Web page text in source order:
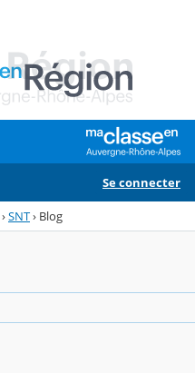
Se connecter
›SNT› Blog